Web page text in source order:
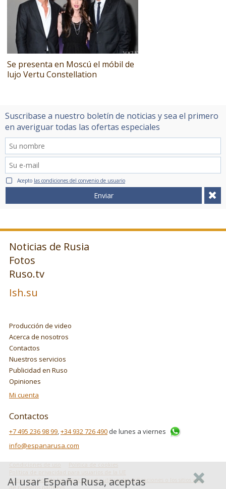
Se presenta en Moscú el móbil de
lujo Vertu Constellation
Suscribase a nuestro boletín de noticias y sea el primero
en averiguar todas las ofertas especiales
Acepto las condiciones del convenio de usuario
Enviar
Noticias de Rusia
Fotos
Ruso.tv
Ish.su
Producción de video
Acerca de nosotros
Contactos
Nuestros servicios
Publicidad en Ruso
Opiniones
Mi cuenta
Contactos
+7 495 236 98 99,+34 932 726 490 de lunes a viernes
info@espanarusa.com
Politica de cookies
Política de privacidad para usuarios de la UE
Cómo usa Google los datos cuando utilizas las aplicaciones o los sitios web
de nuestros partners
Al usar España Rusa, aceptas